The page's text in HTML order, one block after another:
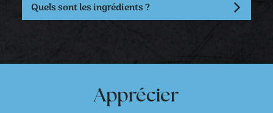
Quels sont les ingrédients ?
Apprécier